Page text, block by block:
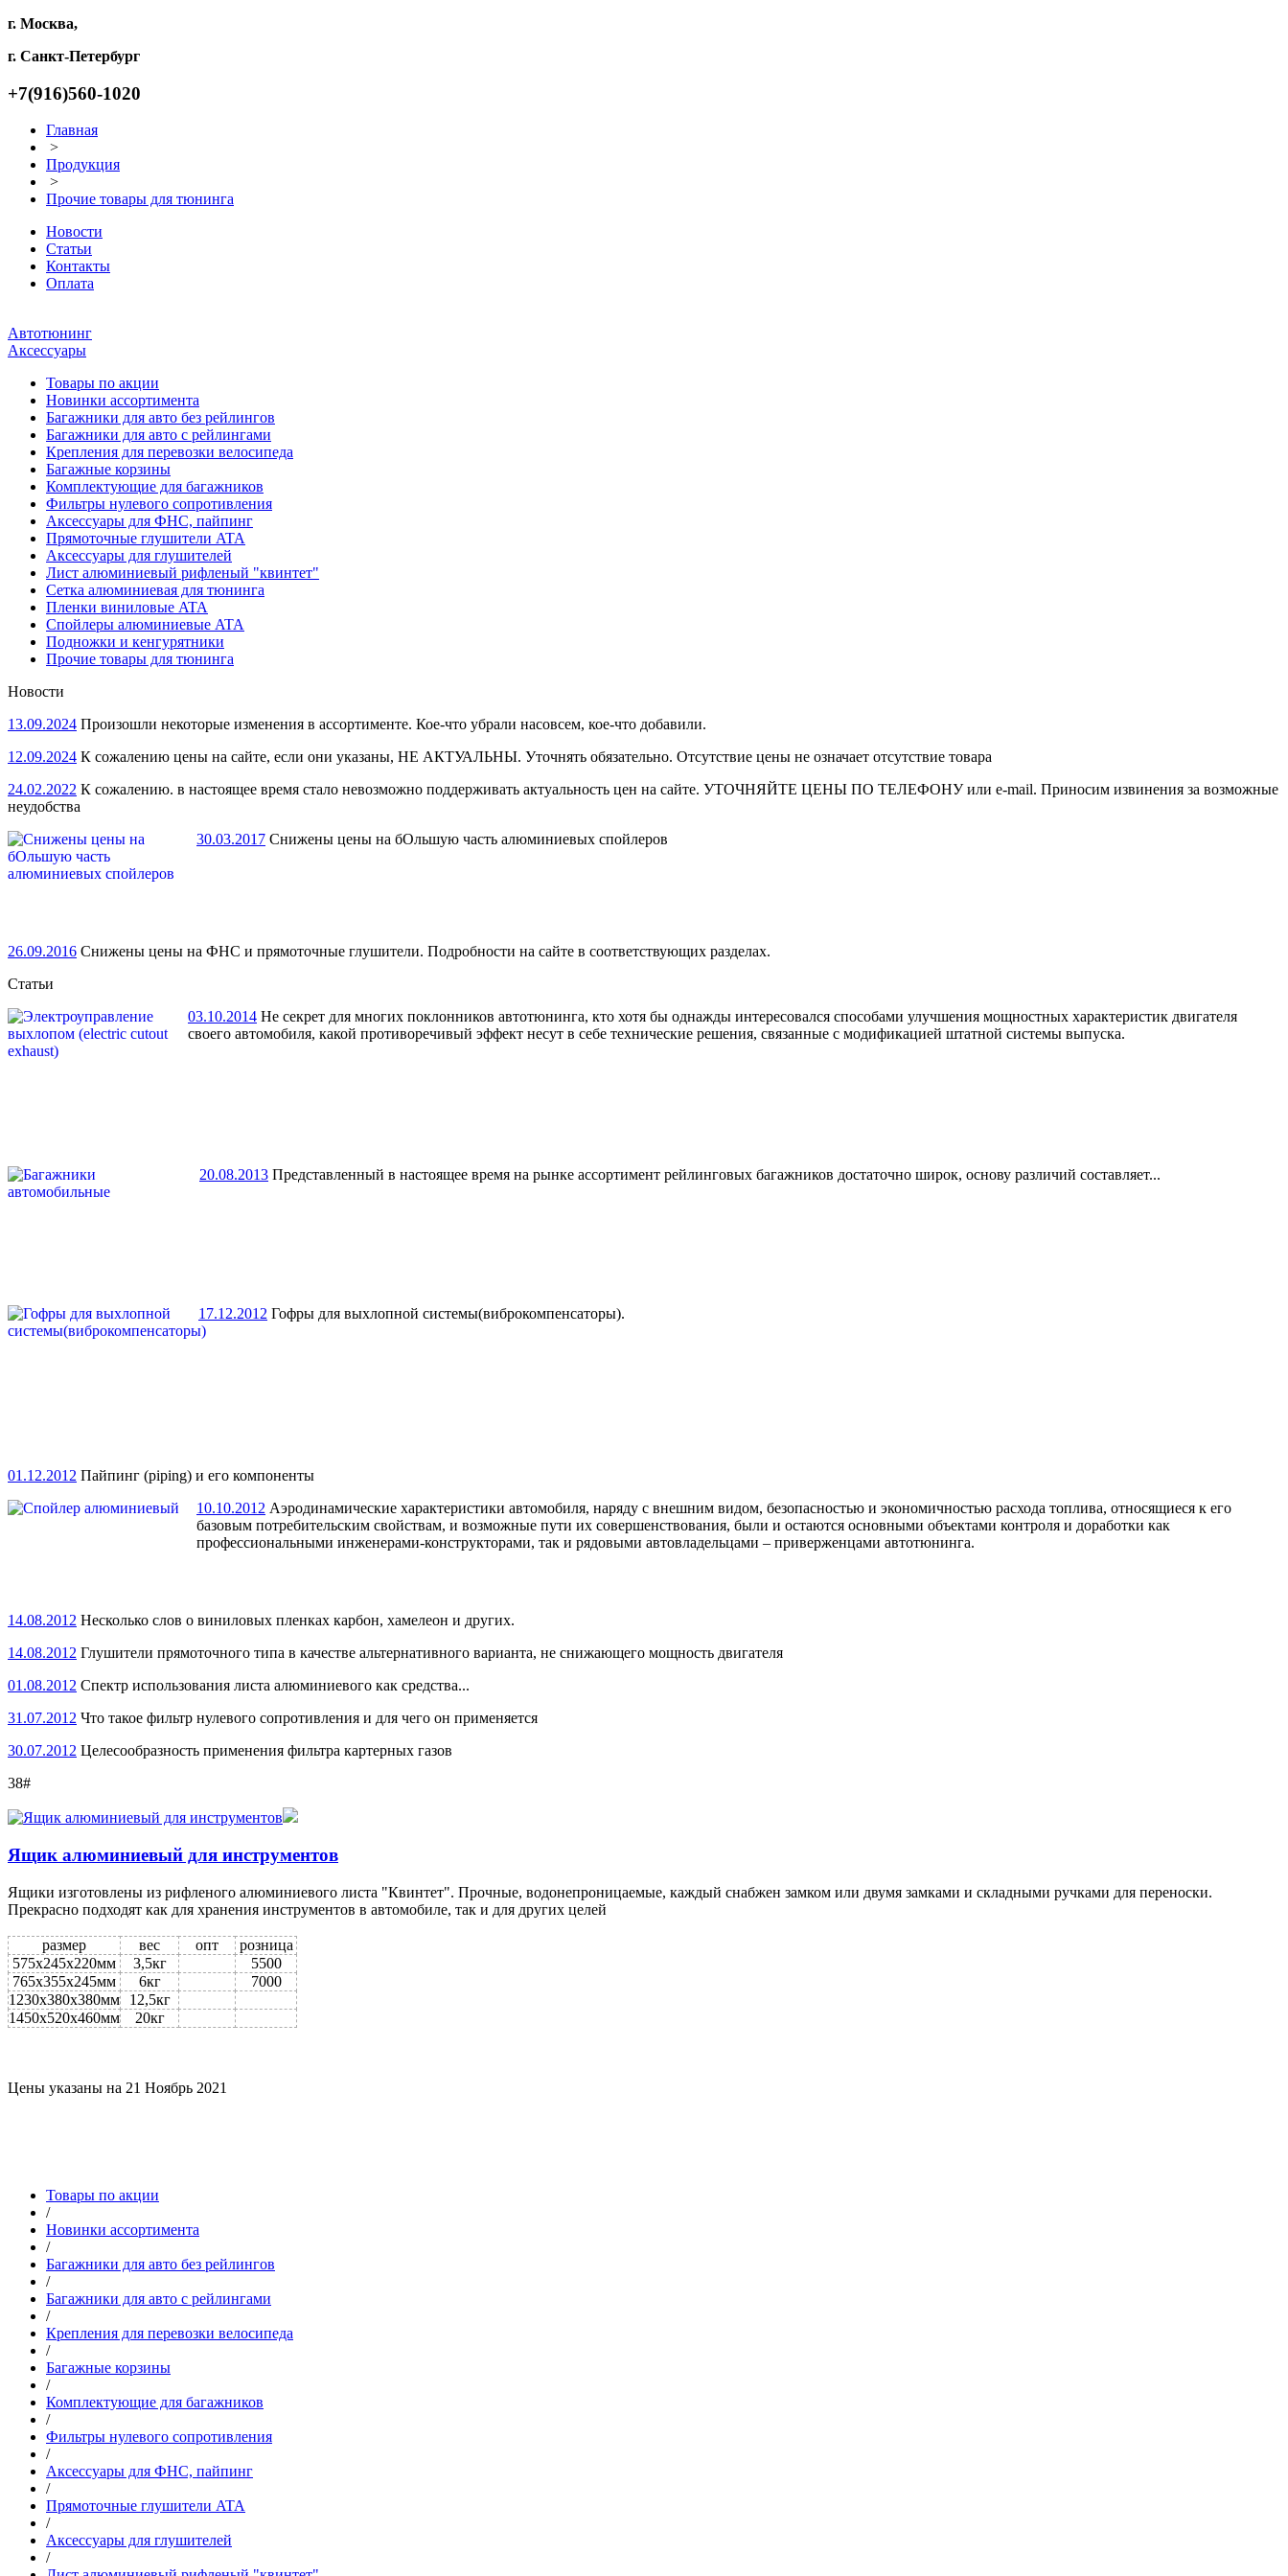
г. Москва,
г. Санкт-Петербург
+7(916)560-1020
Главная
>
Продукция
>
Прочие товары для тюнинга
Новости
Статьи
Контакты
Оплата
Автотюнинг
Аксессуары
Товары по акции
Новинки ассортимента
Багажники для авто без рейлингов
Багажники для авто с рейлингами
Крепления для перевозки велосипеда
Багажные корзины
Комплектующие для багажников
Фильтры нулевого сопротивления
Аксессуары для ФНС, пайпинг
Прямоточные глушители ATA
Аксессуары для глушителей
Лист алюминиевый рифленый "квинтет"
Сетка алюминиевая для тюнинга
Пленки виниловые ATA
Спойлеры алюминиевые ATA
Подножки и кенгурятники
Прочие товары для тюнинга
Новости
13.09.2024 Произошли некоторые изменения в ассортименте. Кое-что убрали насовсем, кое-что добавили.
12.09.2024 К сожалению цены на сайте, если они указаны, НЕ АКТУАЛЬНЫ. Уточнять обязательно. Отсутствие цены не означает отсутствие товара
24.02.2022 К сожалению. в настоящее время стало невозможно поддерживать актуальность цен на сайте. УТОЧНЯЙТЕ ЦЕНЫ ПО ТЕЛЕФОНУ или e-mail. Приносим извинения за возможные
неудобства
30.03.2017 Снижены цены на бОльшую часть алюминиевых спойлеров
26.09.2016 Снижены цены на ФНС и прямоточные глушители. Подробности на сайте в соответствующих разделах.
Статьи
03.10.2014 Не секрет для многих поклонников автотюнинга, кто хотя бы однажды интересовался способами улучшения мощностных характеристик двигателя
своего автомобиля, какой противоречивый эффект несут в себе технические решения, связанные с модификацией штатной системы выпуска.
20.08.2013 Представленный в настоящее время на рынке ассортимент рейлинговых багажников достаточно широк, основу различий составляет...
17.12.2012 Гофры для выхлопной системы(виброкомпенсаторы).
01.12.2012 Пайпинг (piping) и его компоненты
10.10.2012 Аэродинамические характеристики автомобиля, наряду с внешним видом, безопасностью и экономичностью расхода топлива, относящиеся к его
базовым потребительским свойствам, и возможные пути их совершенствования, были и остаются основными объектами контроля и доработки как
профессиональными инженерами-конструкторами, так и рядовыми автовладельцами – приверженцами автотюнинга.
14.08.2012 Несколько слов о виниловых пленках карбон, хамелеон и других.
14.08.2012 Глушители прямоточного типа в качестве альтернативного варианта, не снижающего мощность двигателя
01.08.2012 Спектр использования листа алюминиевого как средства...
31.07.2012 Что такое фильтр нулевого сопротивления и для чего он применяется
30.07.2012 Целесообразность применения фильтра картерных газов
38#
Ящик алюминиевый для инструментов
Ящики изготовлены из рифленого алюминиевого листа "Квинтет". Прочные, водонепроницаемые, каждый снабжен замком или двумя замками и складными ручками для переноски.
Прекрасно подходят как для хранения инструментов в автомобиле, так и для других целей
размер вес опт
розница
575x245x220мм
3,5кг
5500
765x355x245мм
6кг
7000
1230x380x380мм
12,5кг
1450x520x460мм
20кг
Цены указаны на 21 Ноябрь 2021
Товары по акции
/
Новинки ассортимента
/
Багажники для авто без рейлингов
/
Багажники для авто с рейлингами
/
Крепления для перевозки велосипеда
/
Багажные корзины
/
Комплектующие для багажников
/
Фильтры нулевого сопротивления
/
Аксессуары для ФНС, пайпинг
/
Прямоточные глушители ATA
/
Аксессуары для глушителей
/